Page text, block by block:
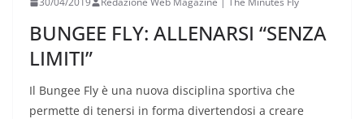
BUNGEE FLY: ALLENARSI “SENZA
LIMITI”
Il Bungee Fly è una nuova disciplina sportiva che
permette di tenersi in forma divertendosi a creare